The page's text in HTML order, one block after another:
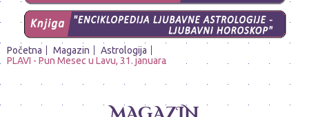
Početna Magazin
Astrologija
PLAVI - Pun Mesec u Lavu, 31. januara